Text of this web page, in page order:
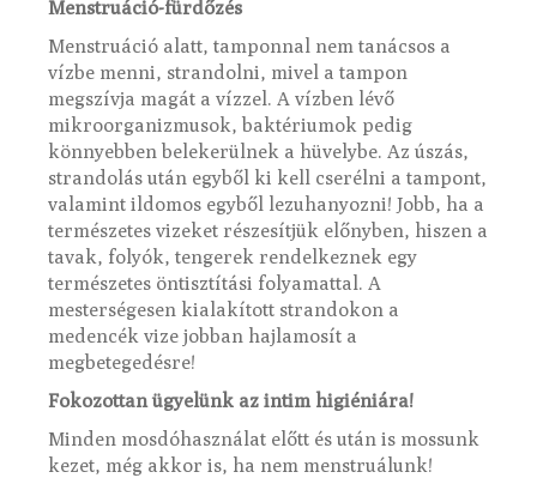
Menstruáció-fürdőzés
Menstruáció alatt, tamponnal nem tanácsos a
vízbe menni, strandolni, mivel a tampon
megszívja magát a vízzel. A vízben lévő
mikroorganizmusok, baktériumok pedig
könnyebben belekerülnek a hüvelybe. Az úszás,
strandolás után egyből ki kell cserélni a tampont,
valamint ildomos egyből lezuhanyozni! Jobb, ha a
természetes vizeket részesítjük előnyben, hiszen a
tavak, folyók, tengerek rendelkeznek egy
természetes öntisztítási folyamattal. A
mesterségesen kialakított strandokon a
medencék vize jobban hajlamosít a
megbetegedésre!
Fokozottan ügyelünk az intim higiéniára!
Minden mosdóhasználat előtt és után is mossunk
kezet, még akkor is, ha nem menstruálunk!